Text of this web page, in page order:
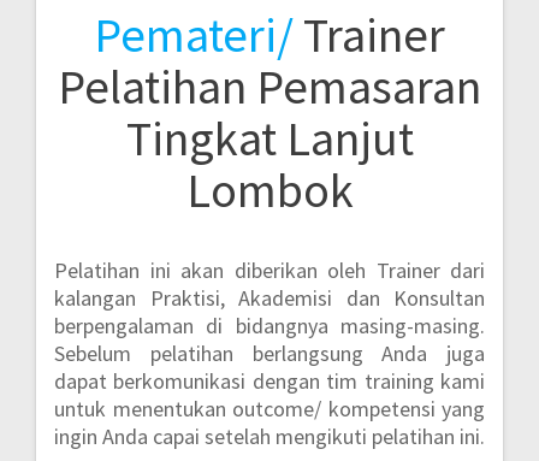
Pemateri/Trainer
Pelatihan Pemasaran
Tingkat Lanjut
Lombok
Pelatihan ini akan diberikan oleh Trainer dari
kalangan Praktisi, Akademisi dan Konsultan
berpengalaman di bidangnya masing-masing.
Sebelum pelatihan berlangsung Anda juga
dapat berkomunikasi dengan tim training kami
untuk menentukan outcome/ kompetensi yang
ingin Anda capai setelah mengikuti pelatihan ini.